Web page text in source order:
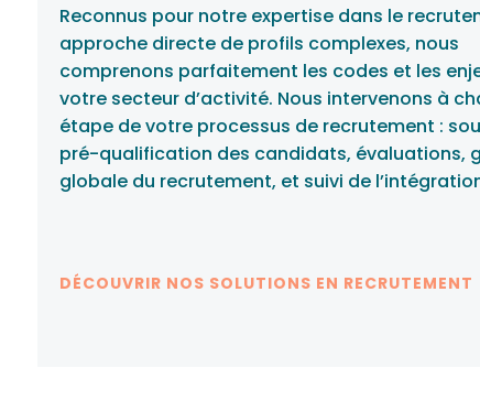
Reconnus pour notre expertise dans le
approche directe de profils complexes, nous
comprenons parfaitement les codes et les
votre secteur d’activité. Nous intervenons à
étape de votre processus de recrutement :
pré-qualification des candidats, évaluations,
globale du recrutement, et suivi de
DÉCOUVRIR NOS SOLUTIONS EN RECRUTEMENT